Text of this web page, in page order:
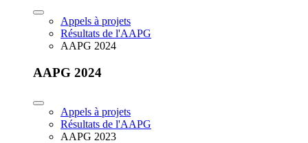
Appels à projets
Résultats de l'AAPG
AAPG 2024
AAPG 2024
Appels à projets
Résultats de l'AAPG
AAPG 2023